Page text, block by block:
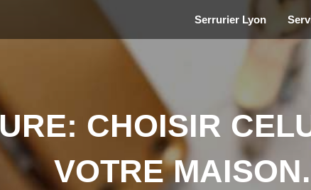
Serrurier Lyon
CHOISIR
VOTRE MAISON.